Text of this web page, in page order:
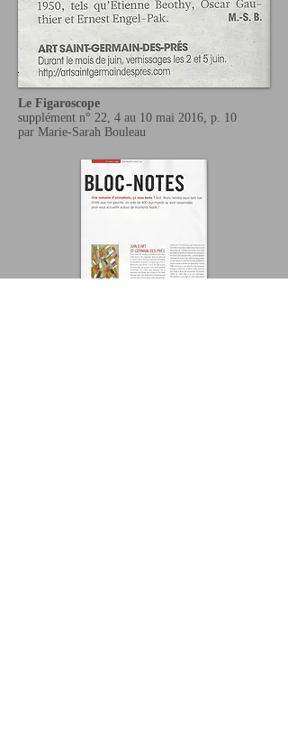
Le Figaroscope
supplément n° 22, 4 au 10 mai 2016, p. 10
par Marie-Sarah Bouleau